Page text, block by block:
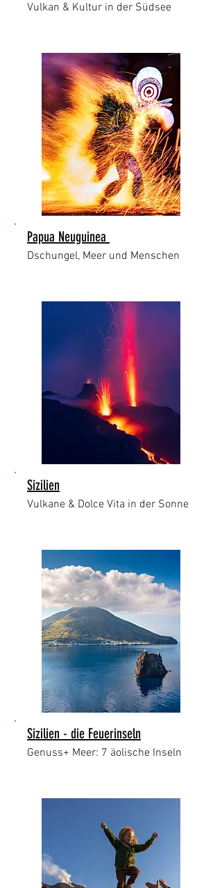
Vulkan & Kultur in der Südsee
Papua Neuguinea
Dschungel, Meer und Menschen
Sizilien
Vulkane & Dolce Vita in der Sonne
Sizilien - die Feuerinseln
Genuss+ Meer: 7 äolische Inseln